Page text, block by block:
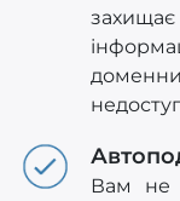
Вам не